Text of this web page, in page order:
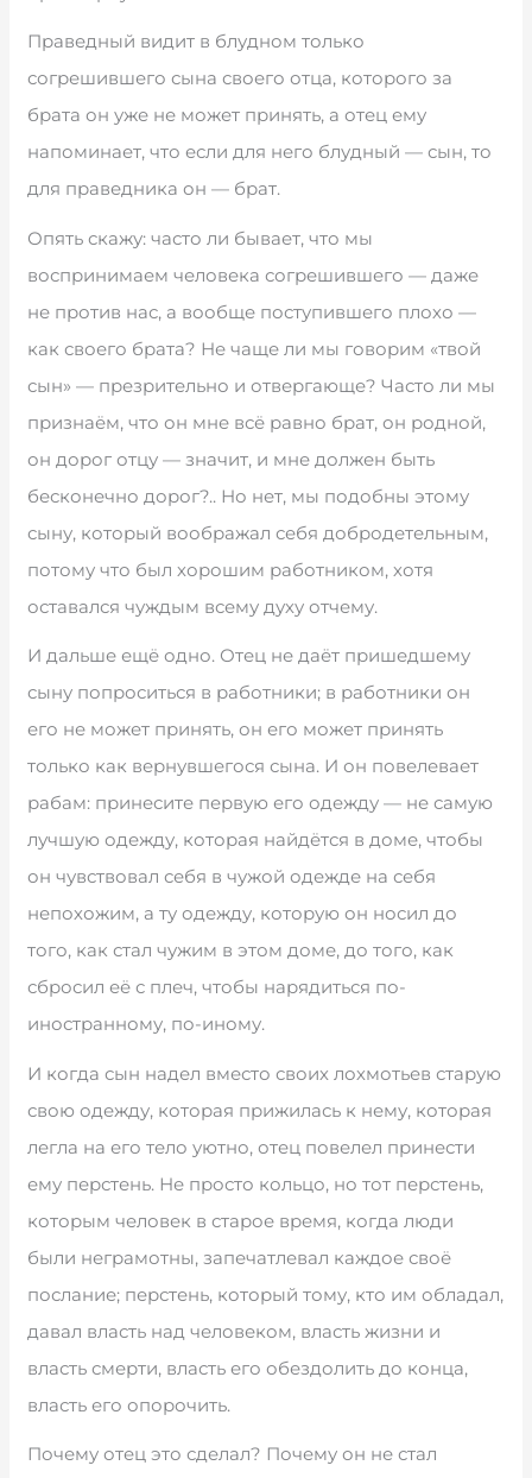
Праведный видит в блудном только
согрешившего сына своего отца, которого за
брата он уже не может принять, а отец ему
напоминает, что если для него блудный — сын, то
для праведника он — брат.
Опять скажу: часто ли бывает, что мы
воспринимаем человека согрешившего — даже
не против нас, а вообще поступившего плохо —
как своего брата? Не чаще ли мы говорим «твой
сын» — презрительно и отвергающе? Часто ли мы
признаём, что он мне всё равно брат, он родной,
он дорог отцу — значит, и мне должен быть
бесконечно дорог?.. Но нет, мы подобны этому
сыну, который воображал себя добродетельным,
потому что был хорошим работником, хотя
оставался чуждым всему духу отчему.
И дальше ещё одно. Отец не даёт пришедшему
сыну попроситься в работники; в работники он
его не может принять, он его может принять
только как вернувшегося сына. И он повелевает
рабам: принесите первую его одежду — не самую
лучшую одежду, которая найдётся в доме, чтобы
он чувствовал себя в чужой одежде на себя
непохожим, а ту одежду, которую он носил до
того, как стал чужим в этом доме, до того, как
сбросил её с плеч, чтобы нарядиться по-
иностранному, по-иному.
И когда сын надел вместо своих лохмотьев старую
свою одежду, которая прижилась к нему, которая
легла на его тело уютно, отец повелел принести
ему перстень. Не просто кольцо, но тот перстень,
которым человек в старое время, когда люди
были неграмотны, запечатлевал каждое своё
послание; перстень, который тому, кто им обладал,
давал власть над человеком, власть жизни и
власть смерти, власть его обездолить до конца,
власть его опорочить.
Почему отец это сделал? Почему он не стал